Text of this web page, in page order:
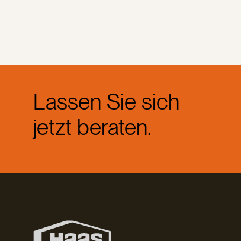
Lassen Sie sich
jetzt beraten.